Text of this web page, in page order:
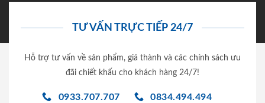
TƯ VẤN TRỰC TIẾP 24/7
Hỗ trợ tư vấn về sản phẩm, giá thành và các chính sách ưu
đãi chiết khấu cho khách hàng 24/7!
0933.707.707 0834.494.494